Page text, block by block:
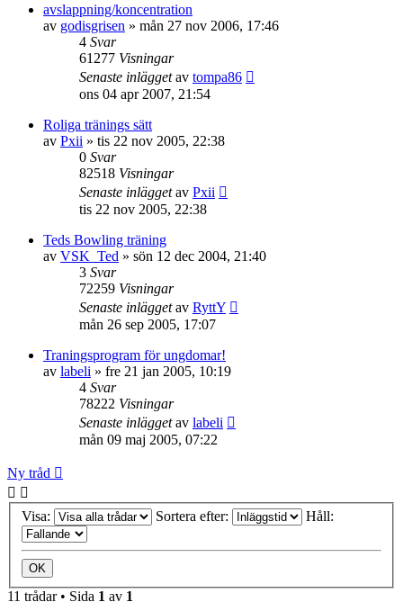
avslappning/koncentration
av godisgrisen » mån 27 nov 2006, 17:46
4 Svar
61277 Visningar
Senaste inläggetav tompa86
ons 04 apr 2007, 21:54
Roliga tränings sätt
av Pxii » tis 22 nov 2005, 22:38
0 Svar
82518 Visningar
Senaste inläggetav Pxii
tis 22 nov 2005, 22:38
Teds Bowling träning
av VSK_Ted » sön 12 dec 2004, 21:40
3 Svar
72259 Visningar
Senaste inläggetav RyttY
mån 26 sep 2005, 17:07
Traningsprogram för ungdomar!
av labeli » fre 21 jan 2005, 10:19
4 Svar
78222 Visningar
Senaste inläggetav labeli
mån 09 maj 2005, 07:22
Ny tråd
Visa: Sortera efter: Håll:
11 trådar • Sida 1 av 1